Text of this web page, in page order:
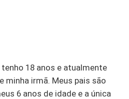
18 anos e atualmente
minha irmã. Meus pais são
6 anos de idade e a única